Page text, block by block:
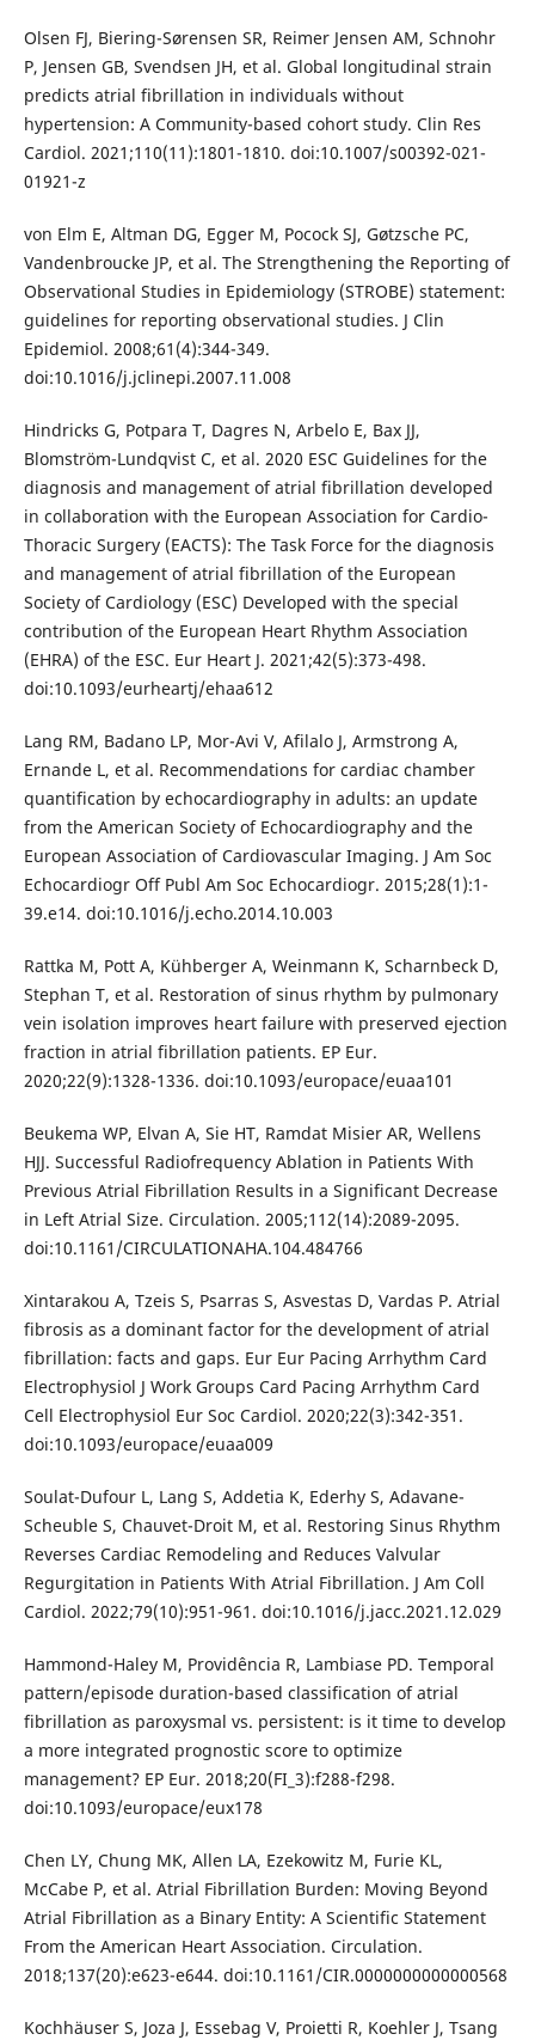
Olsen FJ, Biering-Sørensen SR, Reimer Jensen AM, Schnohr
P, Jensen GB, Svendsen JH, et al. Global longitudinal strain
predicts atrial fibrillation in individuals without
hypertension: A Community-based cohort study. Clin Res
Cardiol. 2021;110(11):1801-1810. doi:10.1007/s00392-021-
01921-z
von Elm E, Altman DG, Egger M, Pocock SJ, Gøtzsche PC,
Vandenbroucke JP, et al. The Strengthening the Reporting of
Observational Studies in Epidemiology (STROBE) statement:
guidelines for reporting observational studies. J Clin
Epidemiol. 2008;61(4):344-349.
doi:10.1016/j.jclinepi.2007.11.008
Hindricks G, Potpara T, Dagres N, Arbelo E, Bax JJ,
Blomström-Lundqvist C, et al. 2020 ESC Guidelines for the
diagnosis and management of atrial fibrillation developed
in collaboration with the European Association for Cardio-
Thoracic Surgery (EACTS): The Task Force for the diagnosis
and management of atrial fibrillation of the European
Society of Cardiology (ESC) Developed with the special
contribution of the European Heart Rhythm Association
(EHRA) of the ESC. Eur Heart J. 2021;42(5):373-498.
doi:10.1093/eurheartj/ehaa612
Lang RM, Badano LP, Mor-Avi V, Afilalo J, Armstrong A,
Ernande L, et al. Recommendations for cardiac chamber
quantification by echocardiography in adults: an update
from the American Society of Echocardiography and the
European Association of Cardiovascular Imaging. J Am Soc
Echocardiogr Off Publ Am Soc Echocardiogr. 2015;28(1):1-
39.e14. doi:10.1016/j.echo.2014.10.003
Rattka M, Pott A, Kühberger A, Weinmann K, Scharnbeck D,
Stephan T, et al. Restoration of sinus rhythm by pulmonary
vein isolation improves heart failure with preserved ejection
fraction in atrial fibrillation patients. EP Eur.
2020;22(9):1328-1336. doi:10.1093/europace/euaa101
Beukema WP, Elvan A, Sie HT, Ramdat Misier AR, Wellens
HJJ. Successful Radiofrequency Ablation in Patients With
Previous Atrial Fibrillation Results in a Significant Decrease
in Left Atrial Size. Circulation. 2005;112(14):2089-2095.
doi:10.1161/CIRCULATIONAHA.104.484766
Xintarakou A, Tzeis S, Psarras S, Asvestas D, Vardas P. Atrial
fibrosis as a dominant factor for the development of atrial
fibrillation: facts and gaps. Eur Eur Pacing Arrhythm Card
Electrophysiol J Work Groups Card Pacing Arrhythm Card
Cell Electrophysiol Eur Soc Cardiol. 2020;22(3):342-351.
doi:10.1093/europace/euaa009
Soulat-Dufour L, Lang S, Addetia K, Ederhy S, Adavane-
Scheuble S, Chauvet-Droit M, et al. Restoring Sinus Rhythm
Reverses Cardiac Remodeling and Reduces Valvular
Regurgitation in Patients With Atrial Fibrillation. J Am Coll
Cardiol. 2022;79(10):951-961. doi:10.1016/j.jacc.2021.12.029
Hammond-Haley M, Providência R, Lambiase PD. Temporal
pattern/episode duration-based classification of atrial
fibrillation as paroxysmal vs. persistent: is it time to develop
a more integrated prognostic score to optimize
management? EP Eur. 2018;20(FI_3):f288-f298.
doi:10.1093/europace/eux178
Chen LY, Chung MK, Allen LA, Ezekowitz M, Furie KL,
McCabe P, et al. Atrial Fibrillation Burden: Moving Beyond
Atrial Fibrillation as a Binary Entity: A Scientific Statement
From the American Heart Association. Circulation.
2018;137(20):e623-e644. doi:10.1161/CIR.0000000000000568
Kochhäuser S, Joza J, Essebag V, Proietti R, Koehler J, Tsang